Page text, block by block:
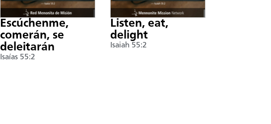
Escúchenme,
comerán, se
deleitarán
Isaías 55:2
Listen, eat,
delight
Isaiah 55:2